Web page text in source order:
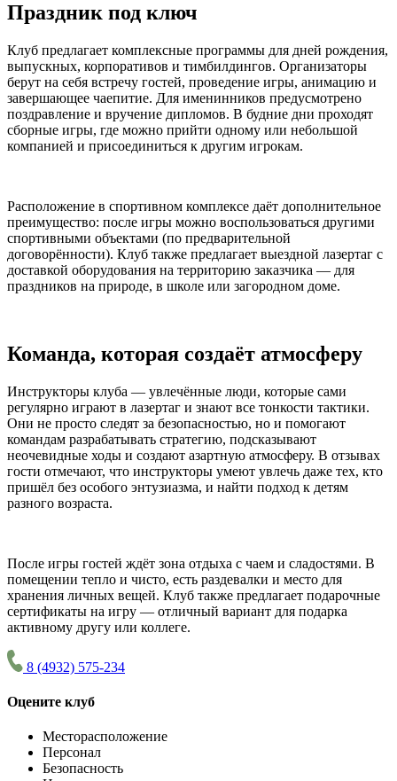
Праздник под ключ
Клуб предлагает комплексные программы для дней рождения,
выпускных, корпоративов и тимбилдингов. Организаторы
берут на себя встречу гостей, проведение игры, анимацию и
завершающее чаепитие. Для именинников предусмотрено
поздравление и вручение дипломов. В будние дни проходят
сборные игры, где можно прийти одному или небольшой
компанией и присоединиться к другим игрокам.
Расположение в спортивном комплексе даёт дополнительное
преимущество: после игры можно воспользоваться другими
спортивными объектами (по предварительной
договорённости). Клуб также предлагает выездной лазертаг с
доставкой оборудования на территорию заказчика — для
праздников на природе, в школе или загородном доме.
Команда, которая создаёт атмосферу
Инструкторы клуба — увлечённые люди, которые сами
регулярно играют в лазертаг и знают все тонкости тактики.
Они не просто следят за безопасностью, но и помогают
командам разрабатывать стратегию, подсказывают
неочевидные ходы и создают азартную атмосферу. В отзывах
гости отмечают, что инструкторы умеют увлечь даже тех, кто
пришёл без особого энтузиазма, и найти подход к детям
разного возраста.
После игры гостей ждёт зона отдыха с чаем и сладостями. В
помещении тепло и чисто, есть раздевалки и место для
хранения личных вещей. Клуб также предлагает подарочные
сертификаты на игру — отличный вариант для подарка
активному другу или коллеге.
8 (4932) 575-234
Оцените клуб
Месторасположение
Персонал
Безопасность